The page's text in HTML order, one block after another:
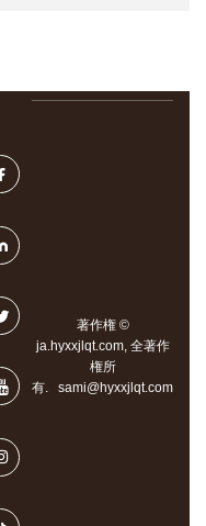
著作権 ©
ja.hyxxjlqt.com, 全著作
権所
有. sami@hyxxjlqt.com